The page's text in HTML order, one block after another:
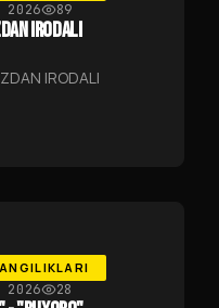
89
IRODALI
IRODALI
28